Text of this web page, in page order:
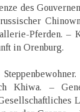
des
Pferden. –
in Orenburg.
Khiwa. –